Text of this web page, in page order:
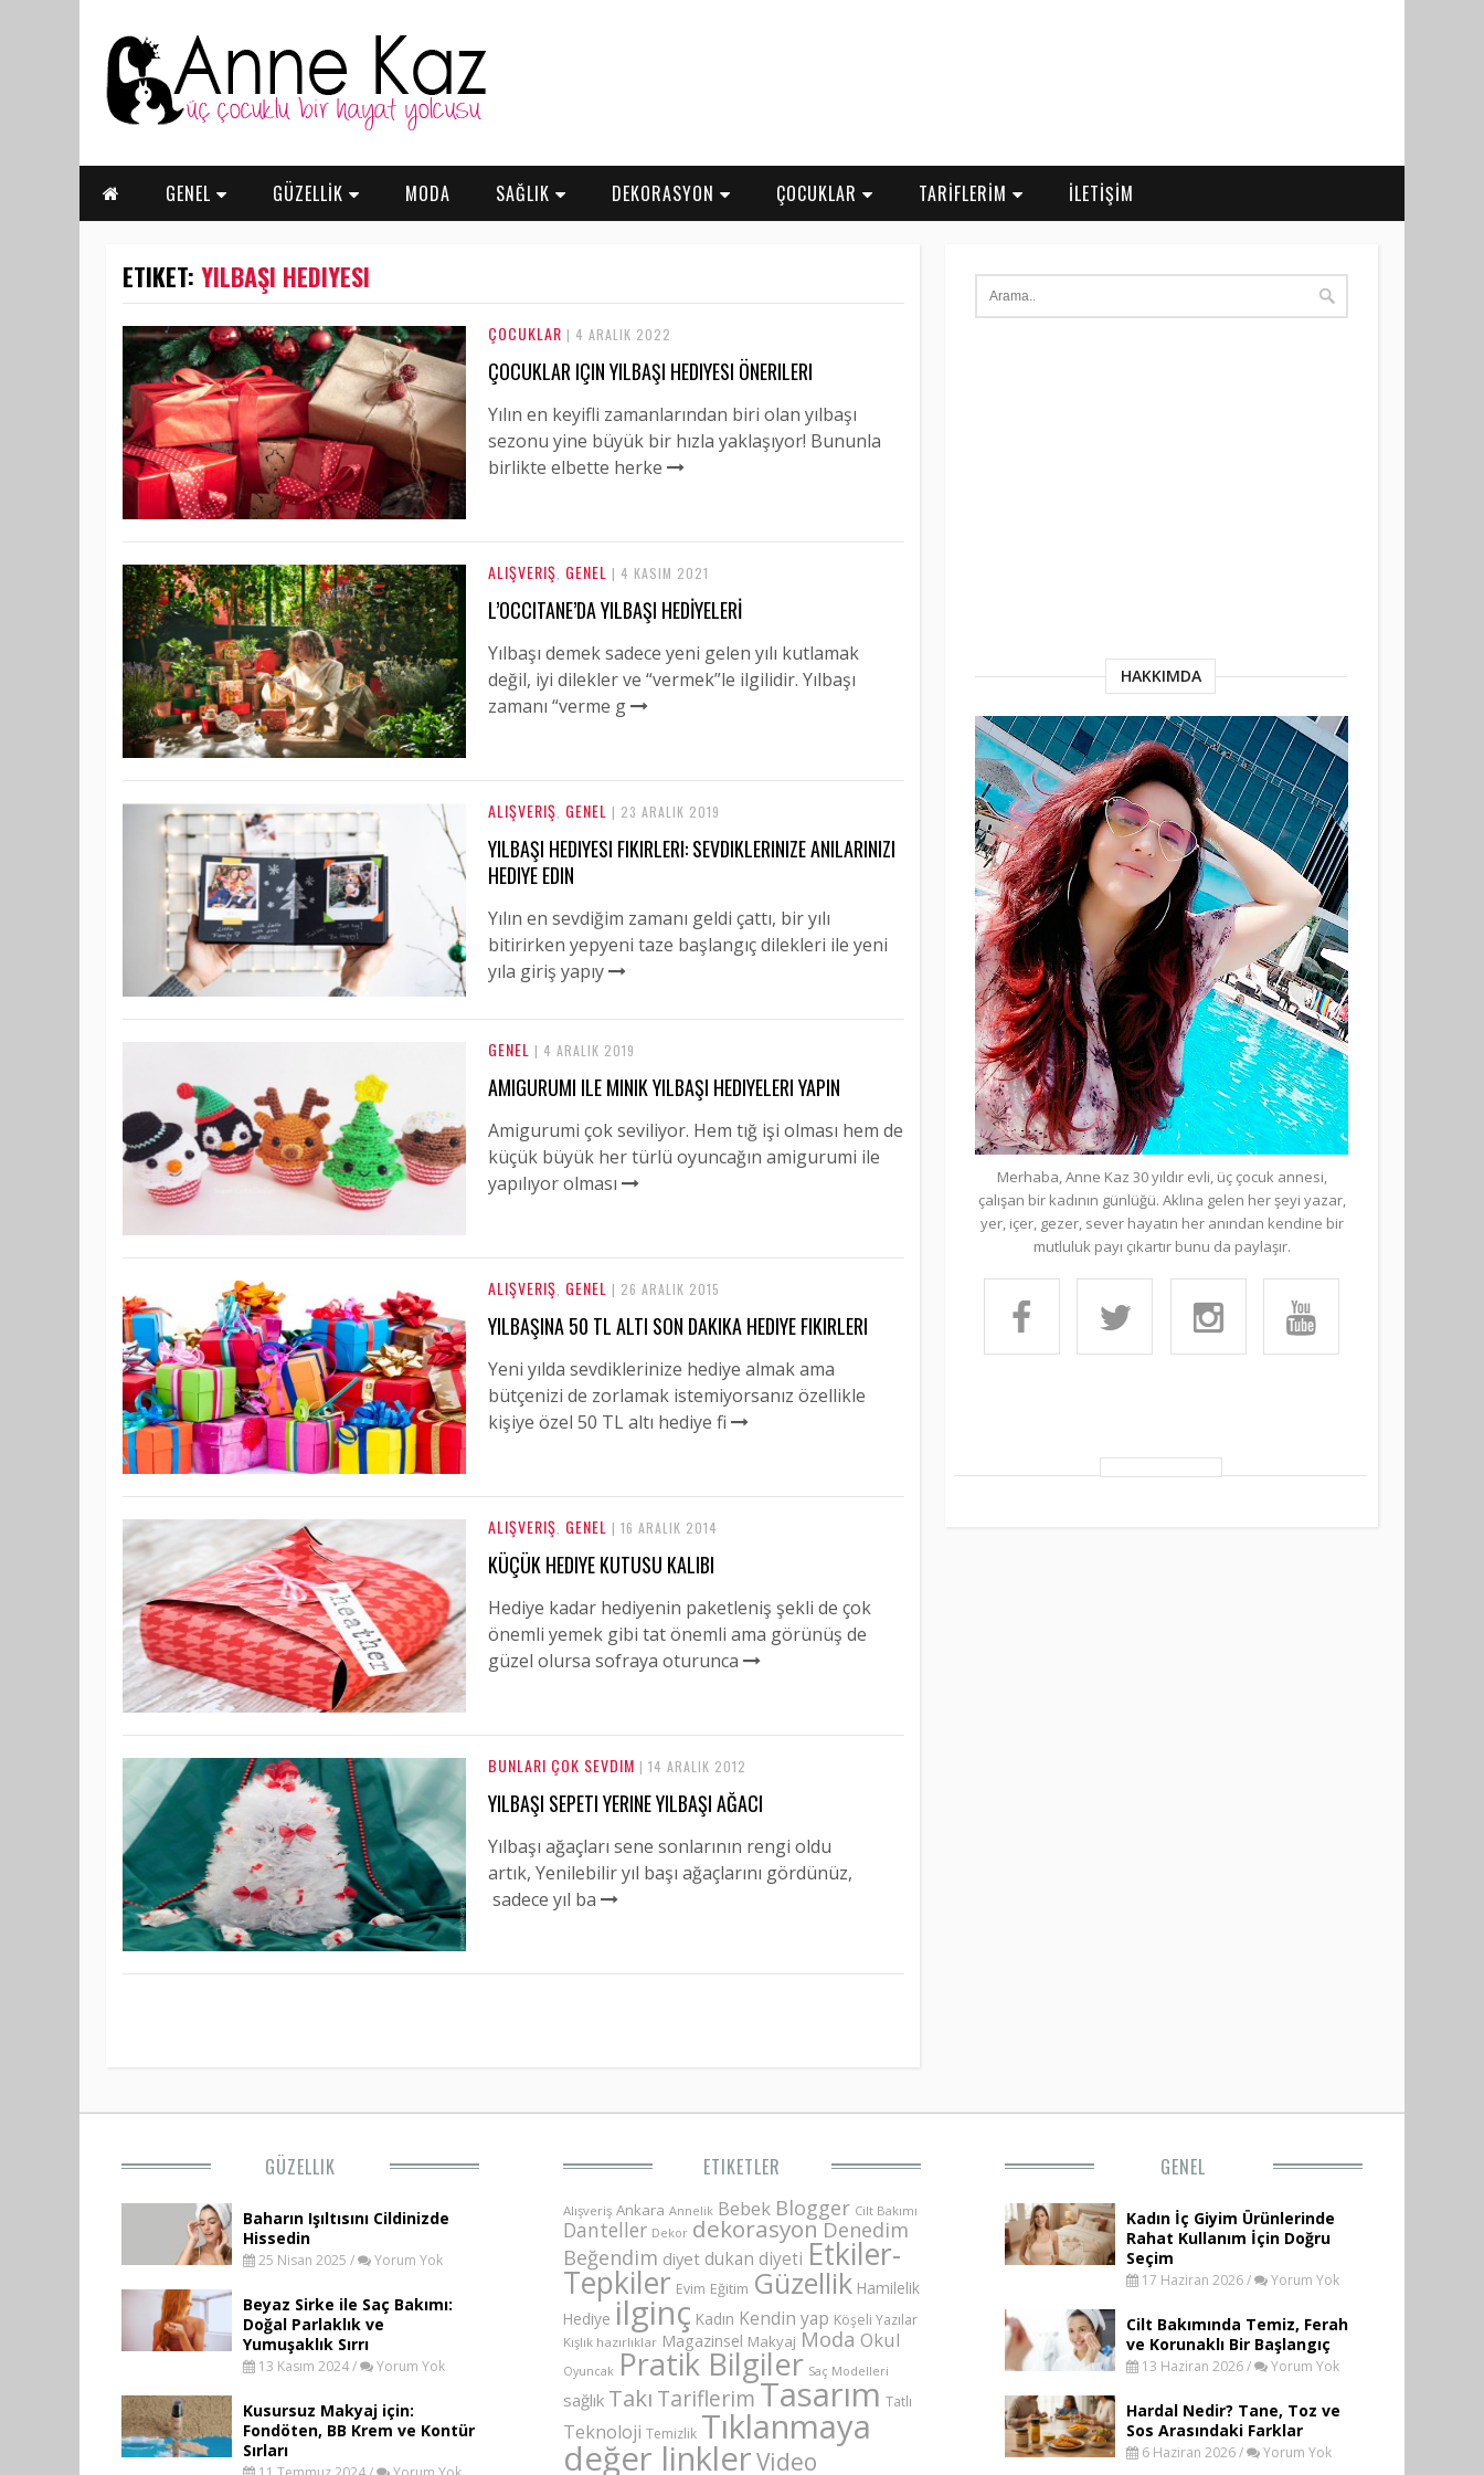
GENEL GÜZELLİK MODA SAĞLIK DEKORASYON ÇOCUKLAR TARİFLERİM İLETİŞİM
ETIKET: YILBAŞI HEDIYESI
ÇOCUKLAR | 4 ARALIK 2022
ÇOCUKLAR IÇIN YILBAŞI HEDIYESI ÖNERILERI
Yılın en keyifli zamanlarından biri olan yılbaşı
sezonu yine büyük bir hızla yaklaşıyor! Bununla
birlikte elbette herke
ALIŞVERIŞ GENEL | 4 KASIM 2021
L’OCCITANE’DA YILBAŞI HEDİYELERİ
Yılbaşı demek sadece yeni gelen yılı kutlamak
değil, iyi dilekler ve “vermek”le ilgilidir. Yılbaşı
zamanı “verme g
ALIŞVERIŞ GENEL | 23 ARALIK 2019
YILBAŞI HEDIYESI FIKIRLERI: SEVDIKLERINIZE ANILARINIZI
HEDIYE EDIN
Yılın en sevdiğim zamanı geldi çattı, bir yılı
bitirirken yepyeni taze başlangıç dilekleri ile yeni
yıla giriş yapıy
GENEL | 4 ARALIK 2019
AMIGURUMI ILE MINIK YILBAŞI HEDIYELERI YAPIN
Amigurumi çok seviliyor. Hem tığ işi olması hem de
küçük büyük her türlü oyuncağın amigurumi ile
yapılıyor olması
ALIŞVERIŞ GENEL | 26 ARALIK 2015
YILBAŞINA 50 TL ALTI SON DAKIKA HEDIYE FIKIRLERI
Yeni yılda sevdiklerinize hediye almak ama
bütçenizi de zorlamak istemiyorsanız özellikle
kişiye özel 50 TL altı hediye fi
ALIŞVERIŞ GENEL | 16 ARALIK 2014
KÜÇÜK HEDIYE KUTUSU KALIBI
Hediye kadar hediyenin paketleniş şekli de çok
önemli yemek gibi tat önemli ama görünüş de
güzel olursa sofraya oturunca
BUNLARI ÇOK SEVDIM | 14 ARALIK 2012
YILBAŞI SEPETI YERINE YILBAŞI AĞACI
Yılbaşı ağaçları sene sonlarının rengi oldu
artık, Yenilebilir yıl başı ağaçlarını gördünüz,
sadece yıl ba
HAKKIMDA
Merhaba, Anne Kaz 30 yıldır evli, üç çocuk annesi,
çalışan bir kadının günlüğü. Aklına gelen her şeyi yazar,
yer, içer, gezer, sever hayatın her anından kendine bir
mutluluk payı çıkartır bunu da paylaşır.
GÜZELLIK
Baharın Işıltısını Cildinizde
Hissedin
25 Nisan 2025 / Yorum Yok
Beyaz Sirke ile Saç Bakımı:
Doğal Parlaklık ve
Yumuşaklık Sırrı
13 Kasım 2024 / Yorum Yok
Kusursuz Makyaj için:
Fondöten, BB Krem ve Kontür
Sırları
ETIKETLER
Alışveriş Ankara Annelik Bebek Blogger Cilt Bakımı
Danteller Dekor dekorasyon Denedim
Beğendim diyet dukan diyeti Etkiler-
Tepkiler Evim Eğitim Güzellik Hamilelik
Hediye ilginç Kadın Kendin yap Köşeli Yazılar
Kışlık hazırlıklar Magazinsel Makyaj Moda Okul
Oyuncak Pratik Bilgiler Saç Modelleri
sağlık Takı Tariflerim Tasarım Tatlı
Teknoloji Temizlik Tıklanmaya
değer linklerVideo
GENEL
Kadın İç Giyim Ürünlerinde
Rahat Kullanım İçin Doğru
Seçim
17 Haziran 2026 / Yorum Yok
Cilt Bakımında Temiz, Ferah
ve Korunaklı Bir Başlangıç
13 Haziran 2026 / Yorum Yok
Hardal Nedir? Tane, Toz ve
Sos Arasındaki Farklar
6 Haziran 2026 / Yorum Yok